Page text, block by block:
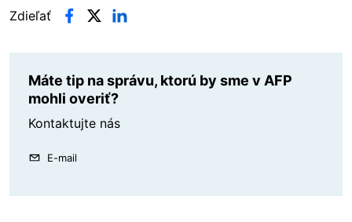
Zdieľať
Máte tip na správu, ktorú by sme v AFP
mohli overiť?
Kontaktujte nás
E-mail